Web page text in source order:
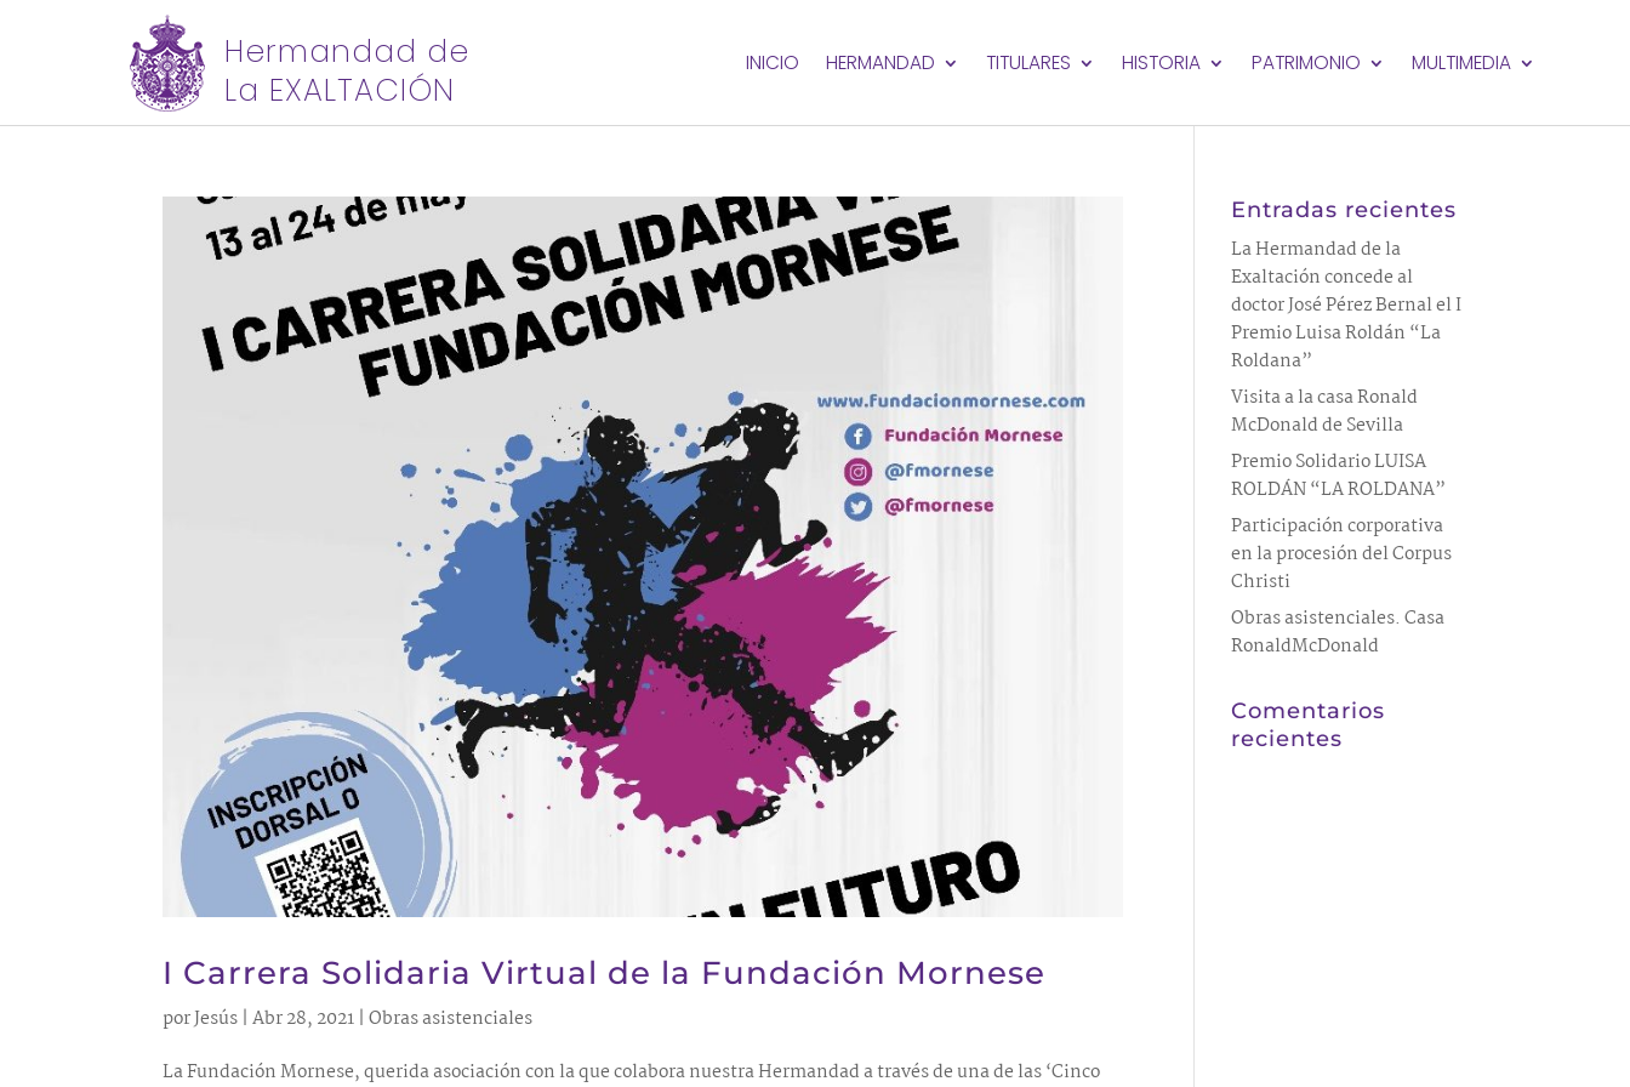
Hermandad de
La EXALTACIÓN
INICIO HERMANDAD TITULARES HISTORIA PATRIMONIO MULTIMEDIA
I Carrera Solidaria Virtual de la Fundación Mornese
porJesús |Abr 28, 2021 |Obras asistenciales
La Fundación Mornese, querida asociación con la que colabora nuestra Hermandad a través de una de las ‘Cinco
Entradas recientes
La Hermandad de la
Exaltación concede al
doctor José Pérez Bernal el I
Premio Luisa Roldán “La
Roldana”
Visita a la casa Ronald
McDonald de Sevilla
Premio Solidario LUISA
ROLDÁN “LA ROLDANA”
Participación corporativa
en la procesión del Corpus
Christi
Obras asistenciales. Casa
RonaldMcDonald
Comentarios
recientes